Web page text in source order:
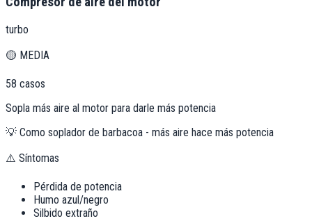
turbo
🟡 MEDIA
58 casos
Sopla más aire al motor para darle más potencia
💡 Como soplador de barbacoa - más aire hace más potencia
⚠️ Síntomas
Pérdida de potencia
Humo azul/negro
Silbido extraño